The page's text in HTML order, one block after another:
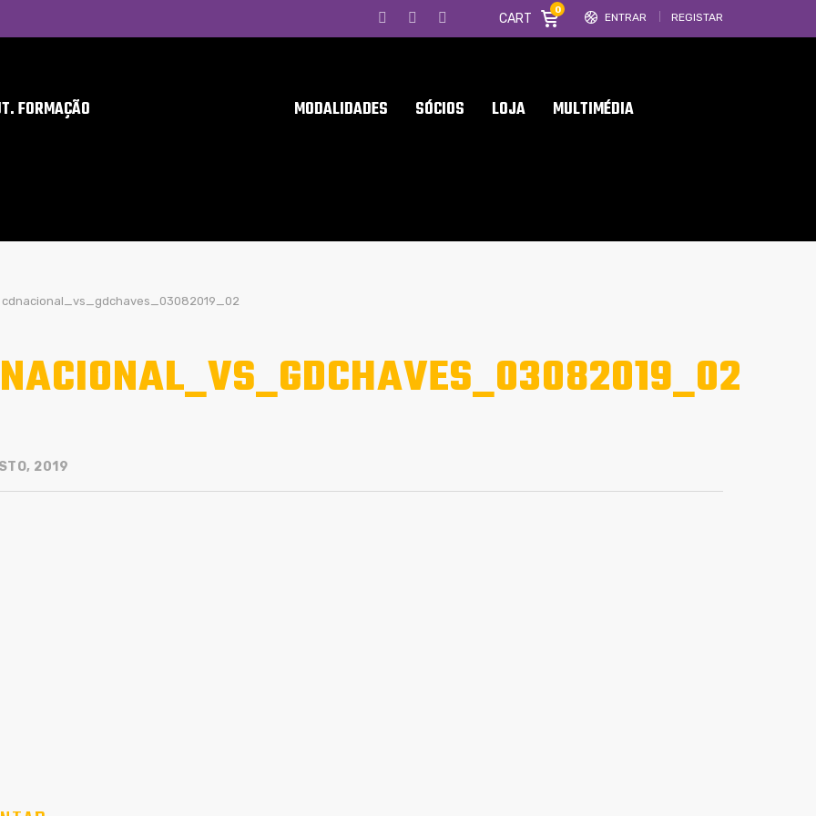
ENTRAR REGISTAR
CART
0
FORMAÇÃO MODALIDADES SÓCIOS LOJA MULTIMÉDIA
cdnacional_vs_gdchaves_03082019_02
2019